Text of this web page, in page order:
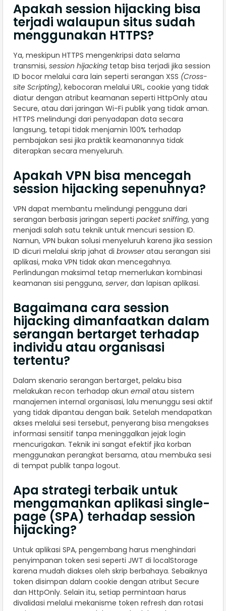
Apakah session hijacking bisa
terjadi walaupun situs sudah
menggunakan HTTPS?
Ya, meskipun HTTPS mengenkripsi data selama
transmisi, session hijacking tetap bisa terjadi jika session
ID bocor melalui cara lain seperti serangan XSS (Cross-
site Scripting), kebocoran melalui URL, cookie yang tidak
diatur dengan atribut keamanan seperti HttpOnly atau
Secure, atau dari jaringan Wi-Fi publik yang tidak aman.
HTTPS melindungi dari penyadapan data secara
langsung, tetapi tidak menjamin 100% terhadap
pembajakan sesi jika praktik keamanannya tidak
diterapkan secara menyeluruh.
Apakah VPN bisa mencegah
session hijacking sepenuhnya?
VPN dapat membantu melindungi pengguna dari
serangan berbasis jaringan seperti packet sniffing, yang
menjadi salah satu teknik untuk mencuri session ID.
Namun, VPN bukan solusi menyeluruh karena jika session
ID dicuri melalui skrip jahat di browseratau serangan sisi
aplikasi, maka VPN tidak akan mencegahnya.
Perlindungan maksimal tetap memerlukan kombinasi
keamanan sisi pengguna, server, dan lapisan aplikasi.
Bagaimana cara session
hijacking dimanfaatkan dalam
serangan bertarget terhadap
individu atau organisasi
tertentu?
Dalam skenario serangan bertarget, pelaku bisa
melakukan recon terhadap akun emailatau sistem
manajemen internal organisasi, lalu menunggu sesi aktif
yang tidak dipantau dengan baik. Setelah mendapatkan
akses melalui sesi tersebut, penyerang bisa mengakses
informasi sensitif tanpa meninggalkan jejak login
mencurigakan. Teknik ini sangat efektif jika korban
menggunakan perangkat bersama, atau membuka sesi
di tempat publik tanpa logout.
Apa strategi terbaik untuk
mengamankan aplikasi single-
page (SPA) terhadap session
hijacking?
Untuk aplikasi SPA, pengembang harus menghindari
penyimpanan token sesi seperti JWT di localStorage
karena mudah diakses oleh skrip berbahaya. Sebaiknya
token disimpan dalam cookie dengan atribut Secure
dan HttpOnly. Selain itu, setiap permintaan harus
divalidasi melalui mekanisme token refresh dan rotasi